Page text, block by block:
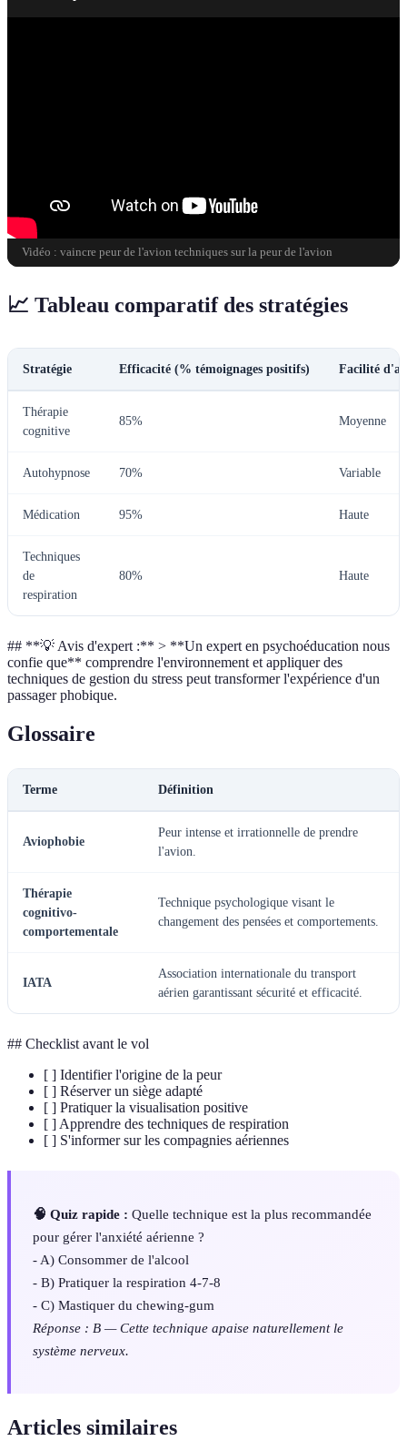
Vidéo : vaincre peur de l'avion techniques sur la peur de l'avion
📈 Tableau comparatif des stratégies
Stratégie Efficacité (% témoignages positifs) Facilité
Thérapie
cognitive
85% Moyenne
Autohypnose 70% Variable
Médication 95% Haute
Techniques
de
respiration
80% Haute
## **💡 Avis d'expert :** > **Un expert en psychoéducation nous
confie que** comprendre l'environnement et appliquer des
techniques de gestion du stress peut transformer l'expérience d'un
passager phobique.
Glossaire
Terme Définition
Aviophobie
Peur intense et irrationnelle de prendre
l'avion.
Thérapie
cognitivo-
comportementale
Technique psychologique visant le
changement des pensées et comportements.
IATA
Association internationale du transport
aérien garantissant sécurité et efficacité.
## Checklist avant le vol
[ ] Identifier l'origine de la peur
[ ] Réserver un siège adapté
[ ] Pratiquer la visualisation positive
[ ] Apprendre des techniques de respiration
[ ] S'informer sur les compagnies aériennes
🧠 Quiz rapide : Quelle technique est la plus recommandée
pour gérer l'anxiété aérienne ?
- A) Consommer de l'alcool
- B) Pratiquer la respiration 4-7-8
- C) Mastiquer du chewing-gum
Réponse : B — Cette technique apaise naturellement le
système nerveux.
Articles similaires